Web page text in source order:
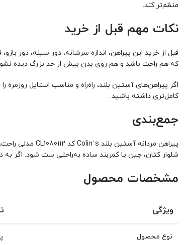
منظم‌تر کند.
نکات مهم قبل از خرید
که هم راحت باشد و هم روی بدن بیش از حد بزرگ دیده
اگر پیراهن‌های آستین بلند، راه‌راه و مناسب استایل
کامل‌تری داشته باشید.
جمع‌بندی
شلوار کتان، جین یا کمربند ساده به‌راحتی ست شود. اگر
مشخصات محصول
ویژگی
نوع محصول